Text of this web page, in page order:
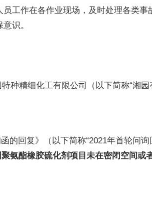
工作在各作业现场，及时处理各类
识。
种精细化工有限公司（以下简称“湘园
回复》（以下简称“2021年首轮问询
聚氨酯橡胶硫化剂项目未在密闭空间或